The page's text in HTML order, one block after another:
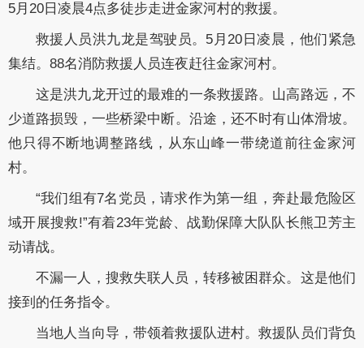
5月20日凌晨4点多徒步走进金家河村的救援。
救援人员洪九龙是驾驶员。5月20日凌晨，他们紧急
集结。88名消防救援人员连夜赶往金家河村。
这是洪九龙开过的最难的一条救援路。山高路远，不
少道路损毁，一些桥梁中断。沿途，还不时有山体滑坡。
他只得不断地调整路线，从东山峰一带绕道前往金家河
村。
“我们组有7名党员，请求作为第一组，奔赴最危险区
域开展搜救!”有着23年党龄、战勤保障大队队长熊卫芳主
动请战。
不漏一人，搜救失联人员，转移被困群众。这是他们
接到的任务指令。
当地人当向导，带领着救援队进村。救援队员们背负